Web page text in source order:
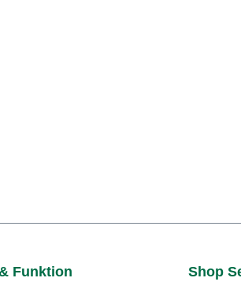
Funktion Shop